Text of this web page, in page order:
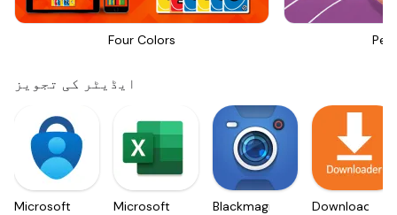
Four Colors
ایڈیٹر کی تجویز
Microsoft
Microsoft
Blackmagic
Downloader